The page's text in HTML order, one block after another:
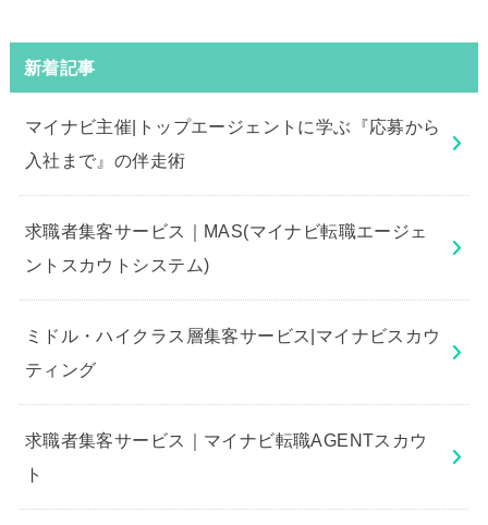
新着記事
マイナビ主催|トップエージェントに学ぶ『応募から
入社まで』の伴走術
求職者集客サービス｜MAS(マイナビ転職エージェ
ントスカウトシステム)
ミドル・ハイクラス層集客サービス|マイナビスカウ
ティング
求職者集客サービス｜マイナビ転職AGENTスカウ
ト